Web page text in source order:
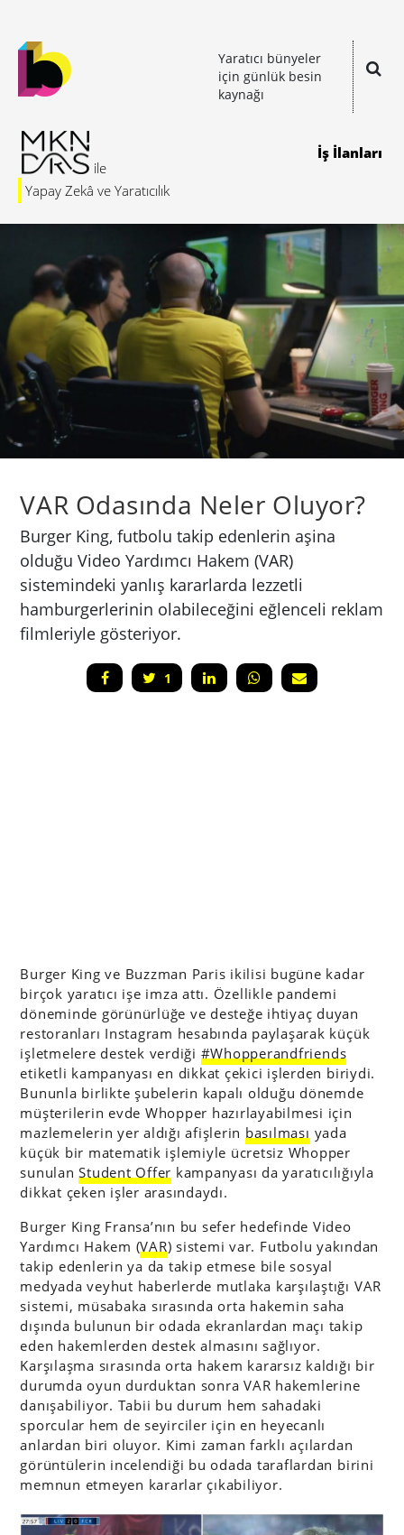
Yaratıcı bünyeler
için günlük besin
kaynağı
Yapay Zekâ ve Yaratıcılık
İş İlanları
VAR Odasında Neler Oluyor?
Burger King, futbolu takip edenlerin aşina
olduğu Video Yardımcı Hakem (VAR)
sistemindeki yanlış kararlarda lezzetli
hamburgerlerinin olabileceğini eğlenceli reklam
filmleriyle gösteriyor.
1
Burger King ve Buzzman Paris ikilisi bugüne kadar
birçok yaratıcı işe imza attı. Özellikle pandemi
döneminde görünürlüğe ve desteğe ihtiyaç duyan
restoranları Instagram hesabında paylaşarak küçük
işletmelere destek verdiği #Whopperandfriends
etiketli kampanyası en dikkat çekici işlerden biriydi.
Bununla birlikte şubelerin kapalı olduğu dönemde
müşterilerin evde Whopper hazırlayabilmesi için
mazlemelerin yer aldığı afişlerin basılması yada
küçük bir matematik işlemiyle ücretsiz Whopper
sunulanStudent Offer kampanyası da yaratıcılığıyla
dikkat çeken işler arasındaydı.
Burger King Fransa’nın bu sefer hedefinde Video
Yardımcı Hakem (VAR) sistemi var. Futbolu yakından
takip edenlerin ya da takip etmese bile sosyal
medyada veyhut haberlerde mutlaka karşılaştığı VAR
sistemi, müsabaka sırasında orta hakemin saha
dışında bulunun bir odada ekranlardan maçı takip
eden hakemlerden destek almasını sağlıyor.
Karşılaşma sırasında orta hakem kararsız kaldığı bir
durumda oyun durduktan sonra VAR hakemlerine
danışabiliyor. Tabii bu durum hem sahadaki
sporcular hem de seyirciler için en heyecanlı
anlardan biri oluyor. Kimi zaman farklı açılardan
görüntülerin incelendiği bu odada taraflardan birini
memnun etmeyen kararlar çıkabiliyor.